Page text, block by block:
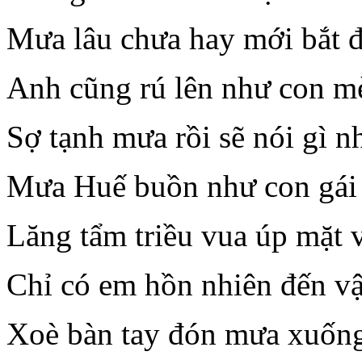
Mưa lâu chưa hay mới bắt
Anh cũng rú lên như con
Sợ tạnh mưa rồi sẽ nói gì
Mưa Huế buồn như con
Lăng tẩm triều vua úp mặt
Chỉ có em hồn nhiên đến
Xoè bàn tay đón mưa